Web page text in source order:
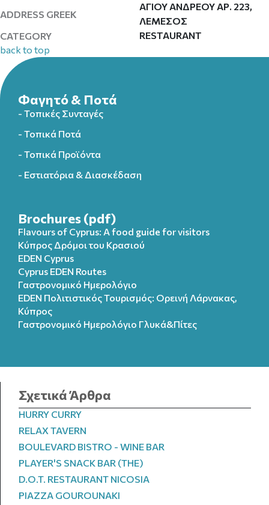
ADDRESS GREEK
ΑΓΙΟΥ ΑΝΔΡΕΟΥ ΑΡ. 223,
ΛΕΜΕΣΟΣ
CATEGORY
RESTAURANT
back to top
Φαγητό & Ποτά
- Τοπικές Συνταγές
- Τοπικά Ποτά
- Τοπικά Προϊόντα
- Εστιατόρια & Διασκέδαση
Brochures (pdf)
Flavours of Cyprus: A food guide for visitors
Κύπρος Δρόμοι του Κρασιού
EDEN Cyprus
Cyprus EDEN Routes
Γαστρονομικό Ημερολόγιο
EDEN Πολιτιστικός Τουρισμός: Ορεινή Λάρνακας,
Κύπρος
Γαστρονομικό Ημερολόγιo Γλυκά&Πίτες
Σχετικά Άρθρα
HURRY CURRY
RELAX TAVERN
BOULEVARD BISTRO - WINE BAR
PLAYER'S SNACK BAR (THE)
D.O.T. RESTAURANT NICOSIA
PIAZZA GOUROUNAKI